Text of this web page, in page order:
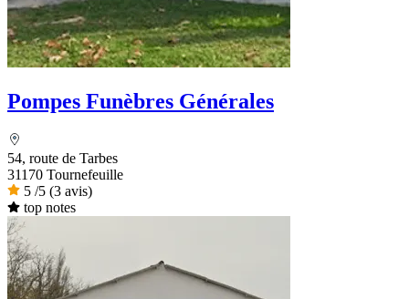
Pompes Funèbres Générales
54, route de Tarbes
31170 Tournefeuille
5 /5 (3 avis)
top notes